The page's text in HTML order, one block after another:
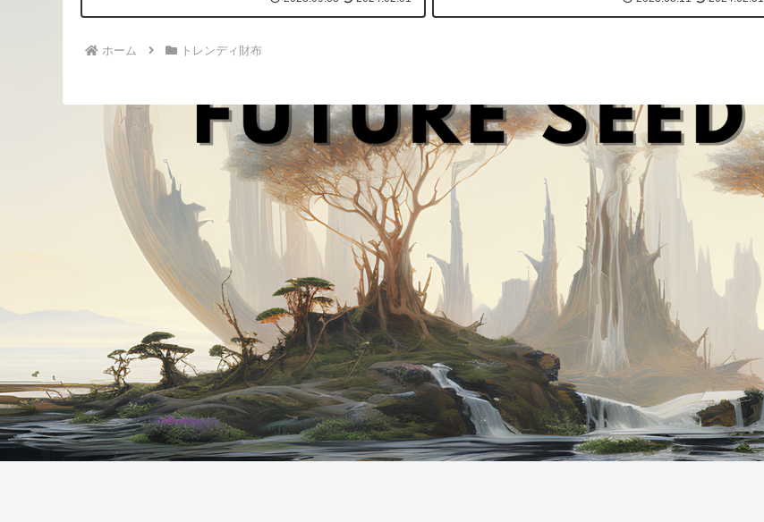
ホーム トレンディ財布